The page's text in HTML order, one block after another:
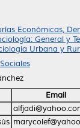
Económicas,
General y
Urbana y
Email